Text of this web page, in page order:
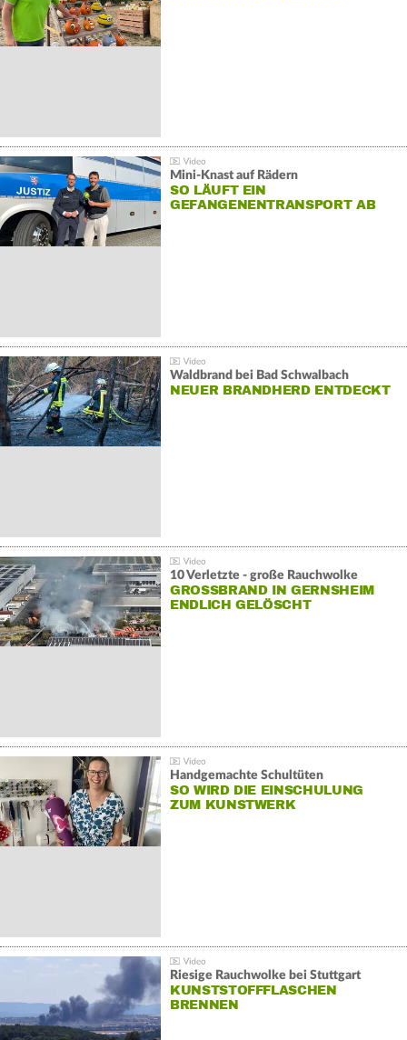
Mini-Knast auf Rädern
SO LÄUFT EIN
GEFANGENENTRANSPORT AB
Waldbrand bei Bad Schwalbach
NEUER BRANDHERD ENTDECKT
10 Verletzte - große Rauchwolke
GROSSBRAND IN GERNSHEIM E
NDLICH GELÖSCHT
Handgemachte Schultüten
SO WIRD DIE EINSCHULUNG
ZUM KUNSTWERK
Riesige Rauchwolke bei Stuttgart
KUNSTSTOFFFLASCHEN
BRENNEN